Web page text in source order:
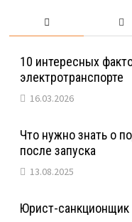
10 интересных
электротранспорте
16.03.2026
Что нужно знать о
после запуска
13.08.2025
Юрист-санкционщик